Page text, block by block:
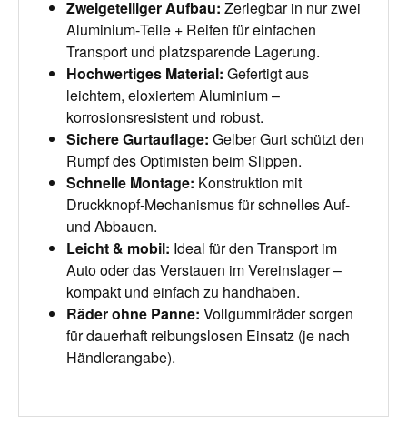
Zweigeteiliger Aufbau: Zerlegbar in nur zwei
Aluminium‑Teile + Reifen für einfachen
Transport und platzsparende Lagerung.
Hochwertiges Material: Gefertigt aus
leichtem, eloxiertem Aluminium –
korrosionsresistent und robust.
Sichere Gurtauflage: Gelber Gurt schützt den
Rumpf des Optimisten beim Slippen.
Schnelle Montage: Konstruktion mit
Druckknopf‑Mechanismus für schnelles Auf-
und Abbauen.
Leicht & mobil: Ideal für den Transport im
Auto oder das Verstauen im Vereinslager –
kompakt und einfach zu handhaben.
Räder ohne Panne: Vollgummiräder sorgen
für dauerhaft reibungslosen Einsatz (je nach
Händlerangabe).